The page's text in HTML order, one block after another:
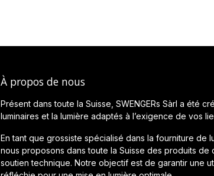
À propos de nous
Présent dans toute la Suisse, SWENGERs Sàrl a été
luminaires et la lumière adaptés à l’exigence de vos
En tant que grossiste spécialisé dans la fourniture de
nous proposons dans toute la Suisse des produits de
soutien technique. Notre objectif est de garantir une